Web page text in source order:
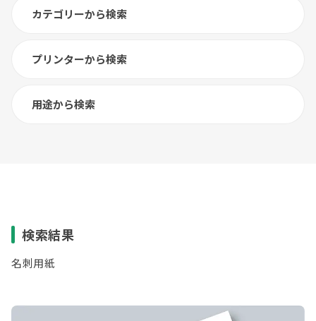
カテゴリーから検索
プリンターから検索
用途から検索
検索結果
名刺用紙